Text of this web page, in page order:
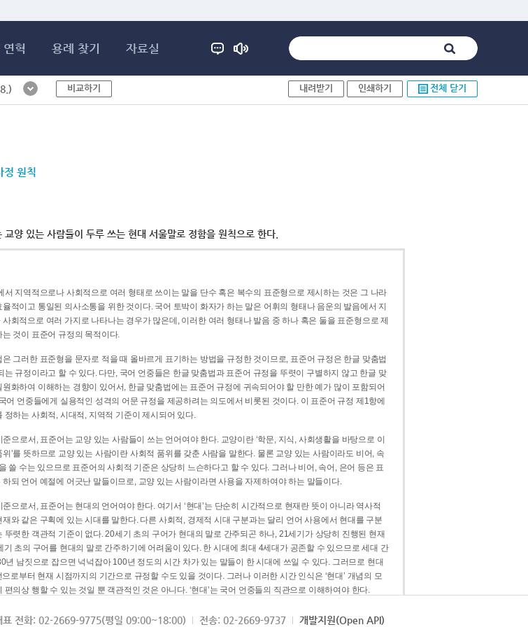
혁 용례 찾기 자료실
비교하기 내려받기 인쇄하기 전체 닫기
정 원칙
교양 있는 사람들이 두루 쓰는 현대 서울말로 정함을 원칙으로 한다.
서 지역적으로나 사회적으로 여러 형태로 쓰이는 말을 단수 혹은 복수의 표준형으로 제시하는 것은 그 나라
율적이고 통일된 의사소통을 위한 것이다. 국어 토박이 화자가 하는 말은 어휘의 형태나 음운의 발음에서 지
사회적으로 여러 가지로 나타나는 경우가 많은데, 이러한 여러 형태나 발음 중 하나 혹은 둘을 표준형으로 제
는 것이 표준어 규정의 목적이다.
은 그러한 표준형을 문자로 적을 때 올바르게 표기하는 방법을 규정한 것이므로, 표준어 규정은 한글 맞춤법
는 규정이라고 할 수 있다. 다만, 국어 언중들은 한글 맞춤법과 표준어 규정을 뚜렷이 구별하지 않고 한글 맞
원화하여 이해하는 경향이 있어서, 한글 맞춤법에는 표준어 규정에 귀속되어야 할 만한 예가 많이 포함되어
어 언중들에게 실용적인 성격의 어문 규정을 제공하려는 의도에서 비롯된 것이다. 이 표준어 규정 제1항에
정하는 사회적, 시대적, 지역적 기준이 제시되어 있다.
준으로서, 표준어는 교양 있는 사람들이 쓰는 언어여야 한다. 교양이란 ‘학문, 지식, 사회생활을 바탕으로 이
위’를 뜻하므로 교양 있는 사람이란 사회적 품위를 갖춘 사람을 말한다. 물론 교양 있는 사람이라도 비어, 속
쓸 수는 있으므로 표준어의 사회적 기준은 상당히 느슨하다고 할 수 있다. 그러나 비어, 속어, 은어 등은 표
하되 언어 예절에 어긋난 말들이므로, 교양 있는 사람이라면 사용을 자제하여야 하는 말들이다.
준으로서, 표준어는 현대의 언어여야 한다. 여기서 ‘현대’는 단순히 시간적으로 현재란 뜻이 아니라 역사적
재와 같은 구획에 있는 시대를 말한다. 다른 사회적, 경제적 시대 구분과는 달리 언어 사용에서 현대를 구분
뚜렷한 객관적 기준이 없다. 20세기 초의 구어가 현대의 말로 간주되곤 하나, 21세기가 상당히 진행된 현재
기 초의 구어를 현대의 말로 간주하기에 어려움이 있다. 한 시대에 최대 4세대가 공존할 수 있으므로 세대 간
년 남짓으로 잡으면 넉넉잡아 100년 정도의 시간 차가 있는 말들이 한 시대에 쓰일 수 있다. 그러므로 현대
로부터 현재 시점까지의 기간으로 규정할 수도 있을 것이다. 그러나 이러한 시간 인식은 ‘현대’ 개념의 모
편의상 행할 수 있는 것일 뿐 객관적인 것은 아니다. ‘현대’는 국어 언중들의 직관으로 이해하여야 한다.
준으로서, 표준어는 서울말이어야 한다. 이는 표준어의 공용어적 성격을 가장 크게 드러내 주는 기준이다.
표 전화: 02-2669-9775(평일 09:00~18:00) 전송: 02-2669-9737 개발지원(Open API)